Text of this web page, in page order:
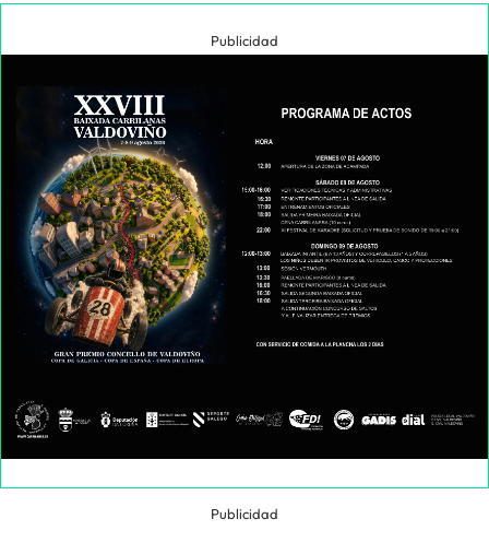
Publicidad
Publicidad